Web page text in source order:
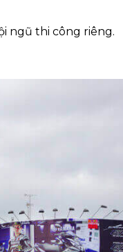
ngũ thi công riêng.